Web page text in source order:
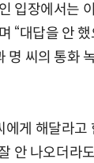
입장에서는
“대답을 안
명 씨의 통화
게 해달라고
안 나오더라